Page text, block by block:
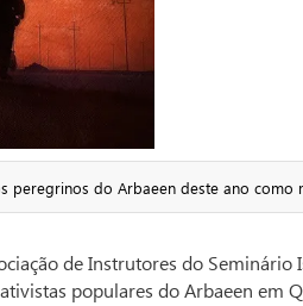
peregrinos do Arbaeen deste ano como
de Instrutores do Seminário
populares do Arbaeen em